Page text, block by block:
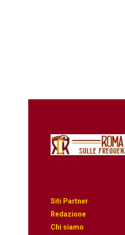
Siti Partner
Redazione
Chi siamo